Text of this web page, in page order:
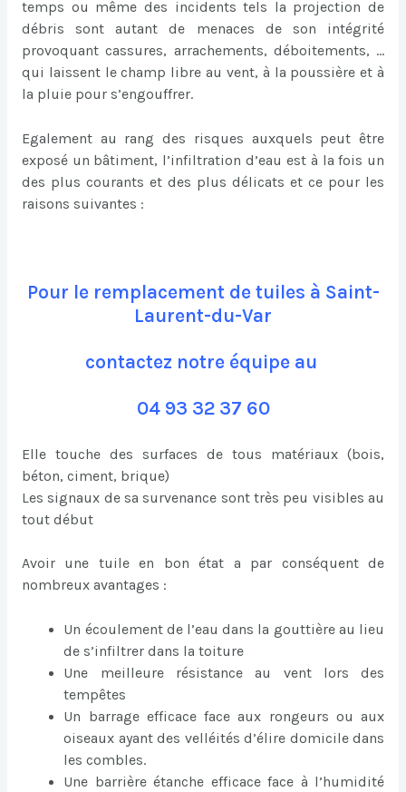
temps ou même des incidents tels la projection de
débris sont autant de menaces de son intégrité
provoquant cassures, arrachements, déboitements, …
qui laissent le champ libre au vent, à la poussière et à
la pluie pour s’engouffrer.
Egalement au rang des risques auxquels peut être
exposé un bâtiment, l’infiltration d’eau est à la fois un
des plus courants et des plus délicats et ce pour les
raisons suivantes :
Pour le remplacement de tuiles à Saint-
Laurent-du-Var
contactez notre équipe au
04 93 32 37 60
Elle touche des surfaces de tous matériaux (bois,
béton, ciment, brique)
Les signaux de sa survenance sont très peu visibles au
tout début
Avoir une tuile en bon état a par conséquent de
nombreux avantages :
Un écoulement de l’eau dans la gouttière au lieu
de s’infiltrer dans la toiture
Une meilleure résistance au vent lors des
tempêtes
Un barrage efficace face aux rongeurs ou aux
oiseaux ayant des velléités d’élire domicile dans
les combles.
Une barrière étanche efficace face à l’humidité